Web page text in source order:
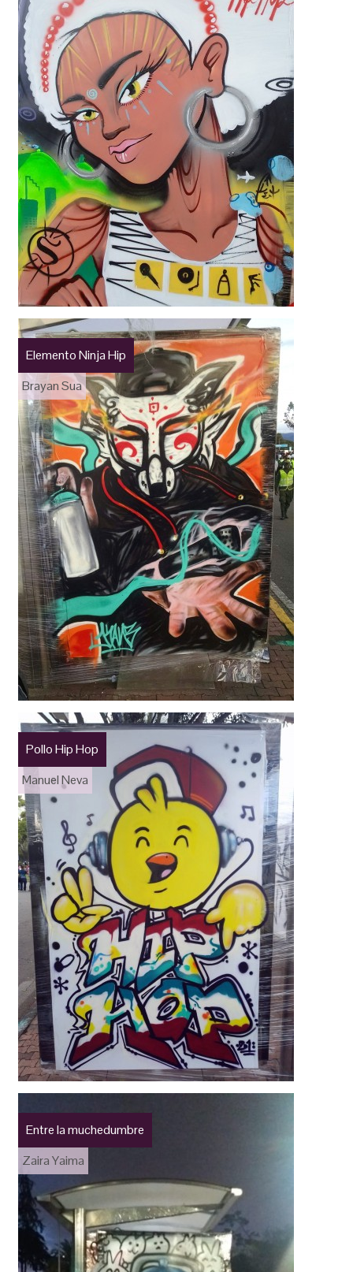
Elemento Ninja Hip
Brayan Sua
Pollo Hip Hop
Manuel Neva
Entre la muchedumbre
Zaira Yaima